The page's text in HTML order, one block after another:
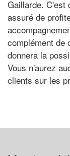
Gaillarde. C'est
assuré de
complément de
donnera la
Vous n'aurez
clients sur les